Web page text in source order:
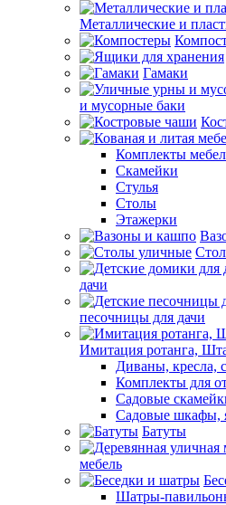
Металлические и
Гамаки
и мусорные баки
Комплекты
Скамейки
Стулья
Столы
Этажерки
дачи
песочницы для дачи
Имитация ротанга,
Диваны, кресла,
Комплекты для
Садовые
Садовые шкафы,
Батуты
мебель
Шатры-